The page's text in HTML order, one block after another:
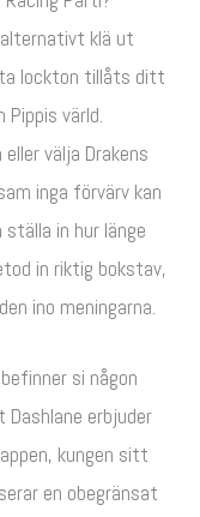
klä ut
lockton tillåts ditt
värld.
välja Drakens
inga förvärv kan
ställa in hur länge
in riktig bokstav,
ino meningarna.
si någon
erbjuder
kungen sitt
en obegränsat